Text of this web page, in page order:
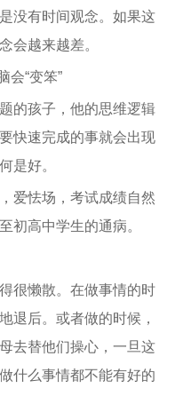
没有时间观念。如果这
会越来越差。
会“变笨”
的孩子，他的思维逻辑
快速完成的事就会出现
是好。
爱怯场，考试成绩自然
初高中学生的通病。
很懒散。在做事情的时
退后。或者做的时候，
去替他们操心，一旦这
什么事情都不能有好的